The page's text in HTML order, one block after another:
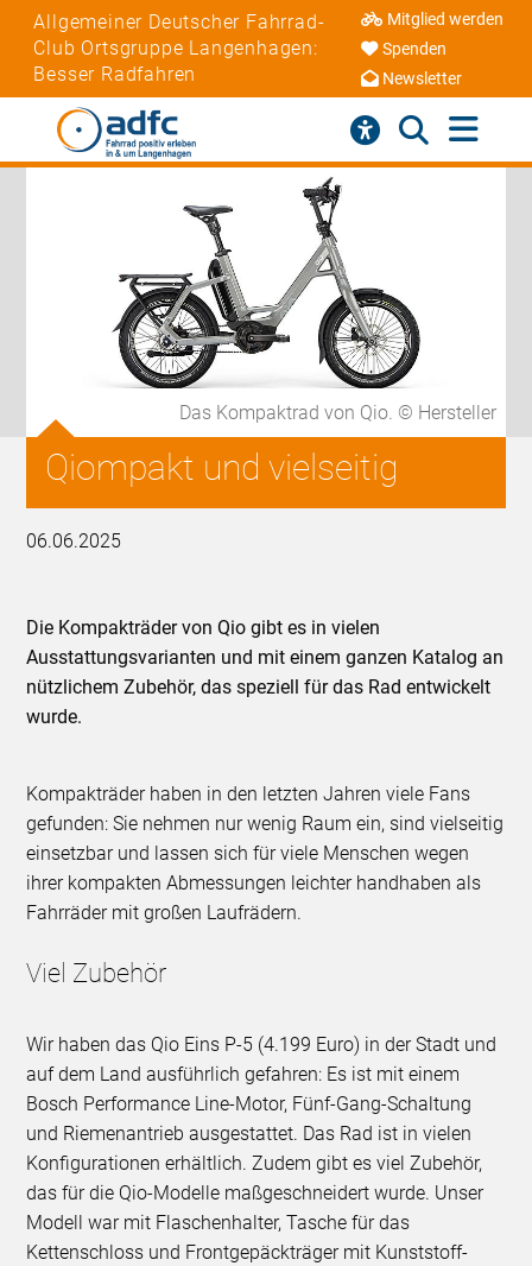
Allgemeiner Deutscher Fahrrad-
Club Ortsgruppe Langenhagen:
Besser Radfahren
Mitglied werden
Spenden
Newsletter
Das Kompaktrad von Qio. © Hersteller
Qiompakt und vielseitig
06.06.2025
Die Kompakträder von Qio gibt es in vielen
Ausstattungsvarianten und mit einem ganzen Katalog an
nützlichem Zubehör, das speziell für das Rad entwickelt
wurde.
Kompakträder haben in den letzten Jahren viele Fans
gefunden: Sie nehmen nur wenig Raum ein, sind vielseitig
einsetzbar und lassen sich für viele Menschen wegen
ihrer kompakten Abmessungen leichter handhaben als
Fahrräder mit großen Laufrädern.
Viel Zubehör
Wir haben das Qio Eins P-5 (4.199 Euro) in der Stadt und
auf dem Land ausführlich gefahren: Es ist mit einem
Bosch Performance Line-Motor, Fünf-Gang-Schaltung
und Riemenantrieb ausgestattet. Das Rad ist in vielen
Konfigurationen erhältlich. Zudem gibt es viel Zubehör,
das für die Qio-Modelle maßgeschneidert wurde. Unser
Modell war mit Flaschenhalter, Tasche für das
Kettenschloss und Frontgepäckträger mit Kunststoff-